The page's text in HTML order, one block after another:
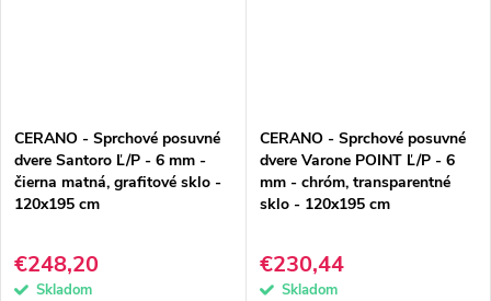
CERANO - Sprchové posuvné
dvere Santoro Ľ/P - 6 mm -
čierna matná, grafitové sklo -
120x195 cm
€248,20
Skladom
CERANO - Sprchové posuvné
dvere Varone POINT Ľ/P - 6
mm - chróm, transparentné
sklo - 120x195 cm
€230,44
Skladom